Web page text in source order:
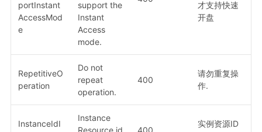
portInstant
AccessMod
e
support the
Instant
Access
mode.
才支持快速
开盘
RepetitiveO
peration
Do not
repeat
operation.
400
请勿重复操
作.
InstanceIdI
Instance
Resource id
400
实例资源ID